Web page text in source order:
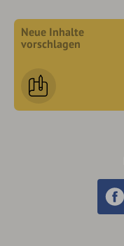
Neue Inhalte
vorschlagen